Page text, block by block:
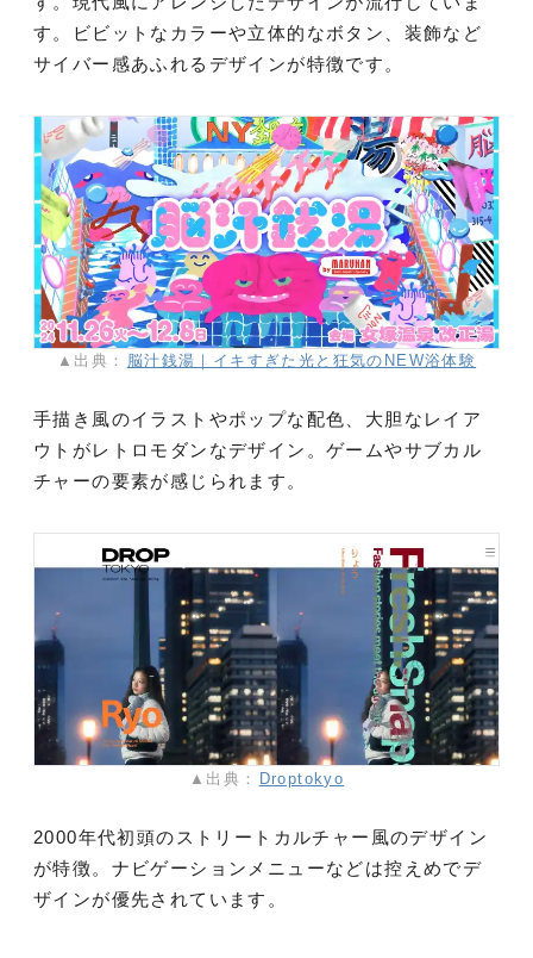
す。ビビットなカラーや立体的なボタン、装飾など
サイバー感あふれるデザインが特徴です。
▲出典： 脳汁銭湯｜イキすぎた光と狂気のNEW浴体験
手描き風のイラストやポップな配色、大胆なレイア
ウトがレトロモダンなデザイン。ゲームやサブカル
チャーの要素が感じられます。
▲出典： Droptokyo
2000年代初頭のストリートカルチャー風のデザイン
が特徴。ナビゲーションメニューなどは控えめでデ
ザインが優先されています。